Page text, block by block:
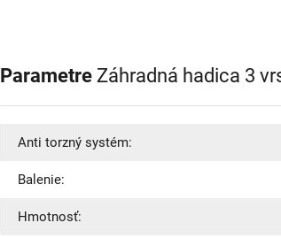
Parametre Záhradná hadica 3
Anti torzný systém:
Balenie:
Hmotnosť: